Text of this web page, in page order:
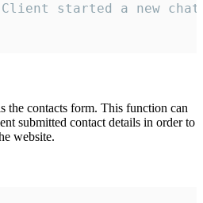
started a new
the contacts form. This function can
submitted contact details in order to
website.